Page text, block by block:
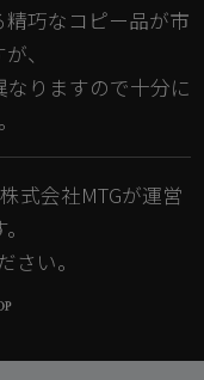
巧なコピー品が市
、
りますので十分に
式会社MTGが運営
さい。